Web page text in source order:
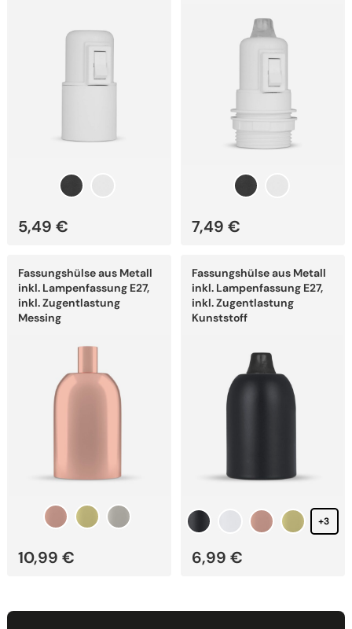
5,49 € 7,49 €
Fassungshülse aus Metall
inkl. Lampenfassung E27,
inkl. Zugentlastung
Messing
10,99 €
Produkt
weist
mehrere
Varianten
auf.
Produktseite
Fassungshülse aus Metall
inkl. Lampenfassung E27,
inkl. Zugentlastung
Kunststoff
+3
6,99 €
Produkt
weist
mehrere
Varianten
auf.
Produktseite